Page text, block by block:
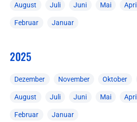
August Juli Juni Mai April
Februar Januar
2025
Dezember November Oktober
August Juli Juni Mai April
Februar Januar